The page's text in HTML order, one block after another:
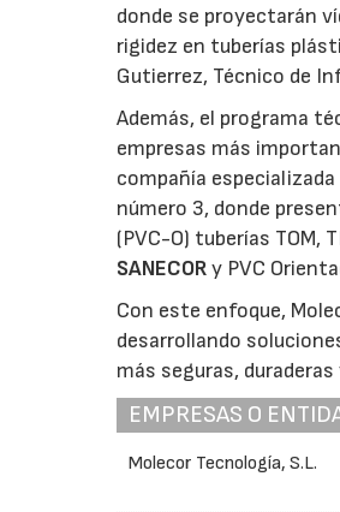
donde se proyectarán
rigidez en tuberías
Gutierrez, Técnico de
Además, el programa
empresas más
compañía
número 3, donde
(PVC-O) tuberías TOM,
SANECORy PVC
Con este enfoque,
desarrollando
más seguras,
EMPRESAS O
Molecor Tecnología, S.L.